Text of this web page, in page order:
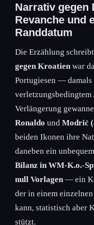
Narrativ gegen
Revanche und
Randdatum
Die Erzählung
gegen Kroatien war
Portugiesen — damals
Verlängerung
Ronaldo und Modrić
beiden Ikonen ihre
daneben ein
Bilanz in WM-K.o.-
null Vorlagen — ein
der in einem
kann, statistisch aber
stützt.